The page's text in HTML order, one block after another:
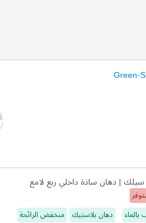
| دهان سادة داخلي ربع لامع
دهان بلاستيك منخفض الرائحة